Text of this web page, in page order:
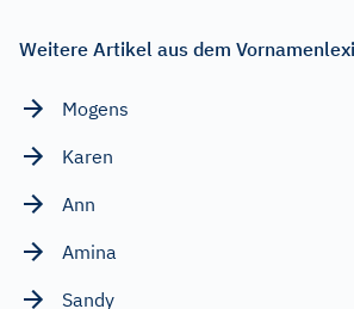
Weitere Artikel aus dem
Mogens
Karen
Ann
Amina
Sandy